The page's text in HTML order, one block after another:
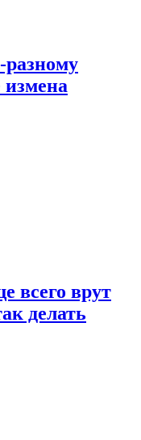
всего врут
делать